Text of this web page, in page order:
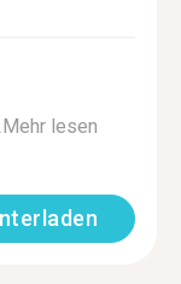
Mehr lesen